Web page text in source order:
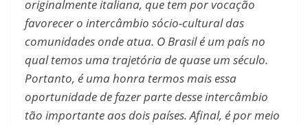
originalmente italiana, que tem por vocação
favorecer o intercâmbio sócio-cultural das
comunidades onde atua. O Brasil é um país no
qual temos uma trajetória de quase um século.
Portanto, é uma honra termos mais essa
oportunidade de fazer parte desse intercâmbio
tão importante aos dois países. Afinal, é por meio